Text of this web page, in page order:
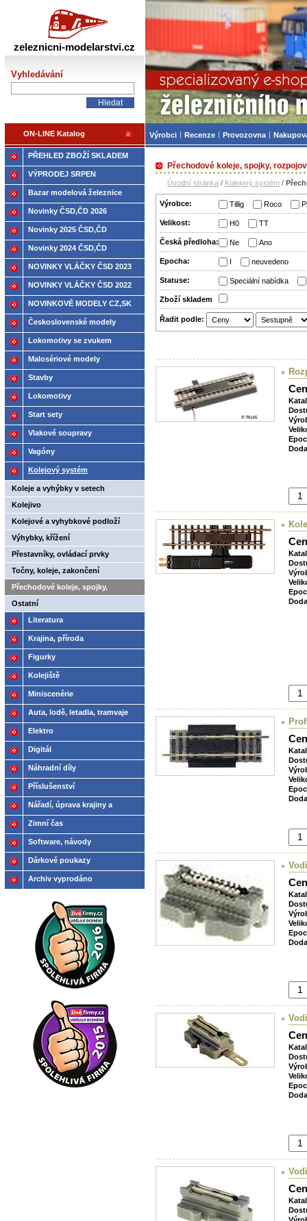
Přechodové koleje, spojky,
Úvodní stránka / Kolejový systém /
Výrobce: Tillig Roco
Velikost: H0 TT
Česká předloha: Ne Ano
Epocha: I neuvedeno
Statuse: Speciální nabídka
Zboží­ skladem
Řadit podle:
PŘEHLED ZBOŽÍ SKLADEM
VÝPRODEJ SRPEN
Bazar modelová železnice
Novinky ČSD,ČD 2026
Novinky 2025 ČSD,ČD
Novinky 2024 ČSD,ČD
NOVINKY VLÁČKY ČSD 2023
NOVINKY VLÁČKY ČSD 2022
NOVINKOVÉ MODELY CZ,SK
2021
Československé modely
ČSD,ČD
Lokomotivy se zvukem
Malosériové modely
Stavby
Lokomotivy
Start sety
Vlakové soupravy
Vagóny
Kolejový systém
Koleje a vyhýbky v setech
Kolejivo
Kolejové a vyhybkové podloží
Výhybky, křížení
Přestavníky, ovládací prvky
Točny, koleje, zakončení
Přechodové koleje, spojky,
rozpojovače
Ostatní
Literatura
Krajina, příroda
Figurky
Kolejiště
Miniscenérie
Auta, lodě, letadla, tramvaje
Elektro
Digitál
Náhradní díly
Příslušenství
Nářadí, úprava krajiny a
modelů
Zimní čas
Software, návody
Dárkové poukazy
Archiv vyprodáno
zeleznicni-modelarstvi.cz
Vyhledávání
ON-LINE Katalog
Železniční
Výrobci Recenze Provozovna